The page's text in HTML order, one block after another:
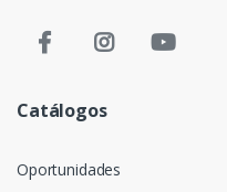
Catálogos
Oportunidades